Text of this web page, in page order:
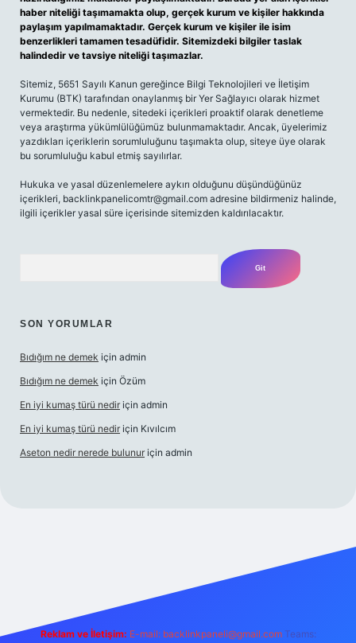
haber niteliği taşımamakta olup, gerçek kurum ve kişiler hakkında
paylaşım yapılmamaktadır. Gerçek kurum ve kişiler ile isim
benzerlikleri tamamen tesadüfidir. Sitemizdeki bilgiler taslak
halindedir ve tavsiye niteliği taşımazlar.
Sitemiz, 5651 Sayılı Kanun gereğince Bilgi Teknolojileri ve İletişim
Kurumu (BTK) tarafından onaylanmış bir Yer Sağlayıcı olarak hizmet
vermektedir. Bu nedenle, sitedeki içerikleri proaktif olarak denetleme
veya araştırma yükümlülüğümüz bulunmamaktadır. Ancak, üyelerimiz
yazdıkları içeriklerin sorumluluğunu taşımakta olup, siteye üye olarak
bu sorumluluğu kabul etmiş sayılırlar.
Hukuka ve yasal düzenlemelere aykırı olduğunu düşündüğünüz
içerikleri, backlinkpanelicomtr@gmail.com adresine bildirmeniz halinde,
ilgili içerikler yasal süre içerisinde sitemizden kaldırılacaktır.
SON YORUMLAR
Bıdığım ne demek için admin
Bıdığım ne demek için Özüm
En iyi kumaş türü nedir için admin
En iyi kumaş türü nedir için Kıvılcım
Aseton nedir nerede bulunur için admin
betexper giriş
Reklam ve İletişim: E-mail: backlinkpaneli@gmail.com Teams: